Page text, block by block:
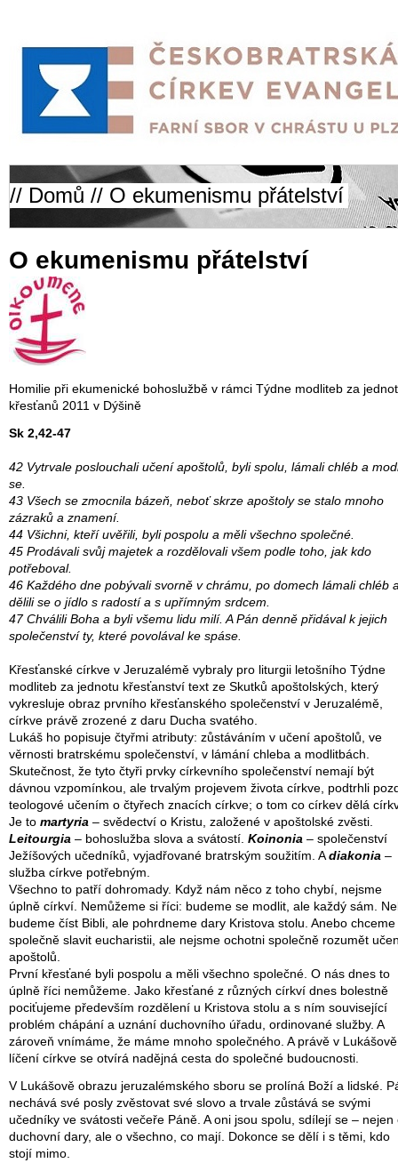
// Domů // O ekumenismu přátelství
O ekumenismu přátelství
Homilie při ekumenické bohoslužbě v rámci Týdne modliteb za
křesťanů 2011 v Dýšině
Sk 2,42-47
42 Vytrvale poslouchali učení apoštolů, byli spolu, lámali chléb a
se.
43 Všech se zmocnila bázeň, neboť skrze apoštoly se stalo mnoho
zázraků a znamení.
44 Všichni, kteří uvěřili, byli pospolu a měli všechno společné.
45 Prodávali svůj majetek a rozdělovali všem podle toho, jak kdo
potřeboval.
46 Každého dne pobývali svorně v chrámu, po domech lámali chléb
dělili se o jídlo s radostí a s upřímným srdcem.
47 Chválili Boha a byli všemu lidu milí. A Pán denně přidával k jejich
společenství ty, které povolával ke spáse.
Křesťanské církve v Jeruzalémě vybraly pro liturgii letošního Týdne
modliteb za jednotu křesťanství text ze Skutků apoštolských, který
vykresluje obraz prvního křesťanského společenství v Jeruzalémě,
církve právě zrozené z daru Ducha svatého.
Lukáš ho popisuje čtyřmi atributy: zůstáváním v učení apoštolů, ve
věrnosti bratrskému společenství, v lámání chleba a modlitbách.
Skutečnost, že tyto čtyři prvky církevního společenství nemají být
dávnou vzpomínkou, ale trvalým projevem života církve, podtrhli
teologové učením o čtyřech znacích církve; o tom co církev dělá
Je to martyria – svědectví o Kristu, založené v apoštolské zvěsti.
Leitourgia – bohoslužba slova a svátostí. Koinonia – společenství
Ježíšových učedníků, vyjadřované bratrským soužitím. Adiakonia –
služba církve potřebným.
Všechno to patří dohromady. Když nám něco z toho chybí, nejsme
úplně církví. Nemůžeme si říci: budeme se modlit, ale každý sám.
budeme číst Bibli, ale pohrdneme dary Kristova stolu. Anebo chceme
společně slavit eucharistii, ale nejsme ochotni společně rozumět
apoštolů.
První křesťané byli pospolu a měli všechno společné. O nás dnes to
úplně říci nemůžeme. Jako křesťané z různých církví dnes bolestně
pociťujeme především rozdělení u Kristova stolu a s ním související
problém chápání a uznání duchovního úřadu, ordinované služby. A
zároveň vnímáme, že máme mnoho společného. A právě v Lukášově
líčení církve se otvírá nadějná cesta do společné budoucnosti.
V Lukášově obrazu jeruzalémského sboru se prolíná Boží a lidské.
nechává své posly zvěstovat své slovo a trvale zůstává se svými
učedníky ve svátosti večeře Páně. A oni jsou spolu, sdílejí se – nejen
duchovní dary, ale o všechno, co mají. Dokonce se dělí i s těmi, kdo
stojí mimo.